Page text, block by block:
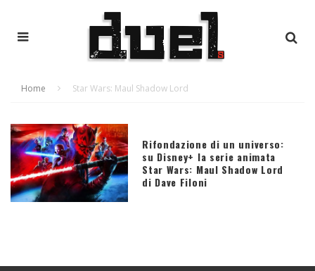
Home Star Wars: Maul Shadow Lord
Rifondazione di un universo:
su Disney+ la serie animata
Star Wars: Maul Shadow Lord
di Dave Filoni